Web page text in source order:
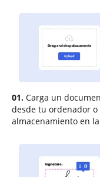
01. Carga un
desde tu ordenador o
almacenamiento en